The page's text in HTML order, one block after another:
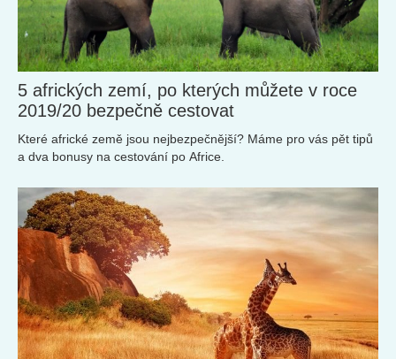
5 afrických zemí, po kterých můžete v roce
2019/20 bezpečně cestovat
Které africké země jsou nejbezpečnější? Máme pro vás pět tipů
a dva bonusy na cestování po Africe.